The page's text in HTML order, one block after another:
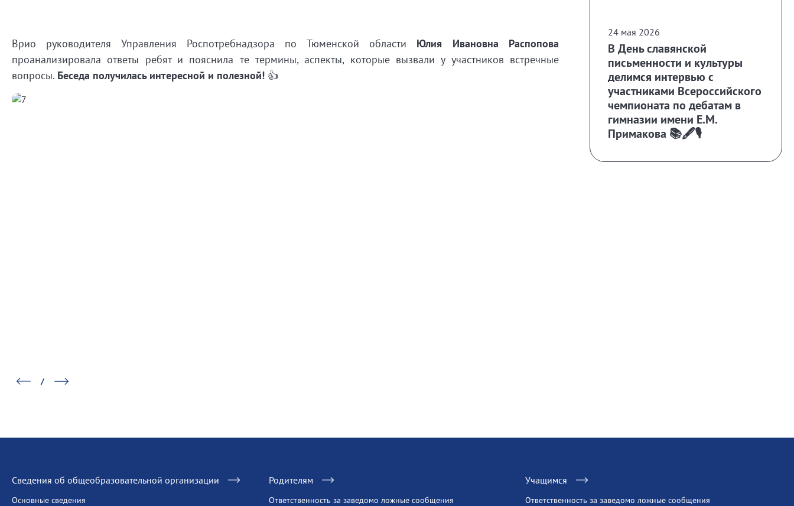
Врио руководителя Управления Роспотребнадзора по Тюменской области Юлия Ивановна Распопова
проанализировала ответы ребят и пояснила те термины, аспекты, которые вызвали у участников встречные
вопросы. Беседа получилась интересной и полезной! 👍
24 мая 2026
В День славянской
письменности и культуры
делимся интервью с
участниками Всероссийского
чемпионата по дебатам в
гимназии имени Е.М.
Примакова 📚🖋️🎙️
Сведения об общеобразовательной организации
Основные сведения
Родителям
Ответственность за заведомо ложные сообщения
Учащимся
Ответственность за заведомо ложные сообщения